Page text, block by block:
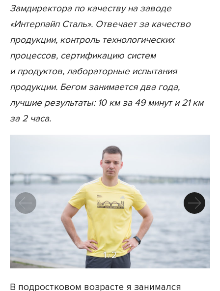
Замдиректора по качеству на заводе
«Интерпайп Сталь». Отвечает за качество
продукции, контроль технологических
процессов, сертификацию систем
и продуктов, лабораторные испытания
продукции. Бегом занимается два года,
лучшие результаты: 10 км за 49 минут и 21 км
за 2 часа.
1/2
В подростковом возрасте я занимался